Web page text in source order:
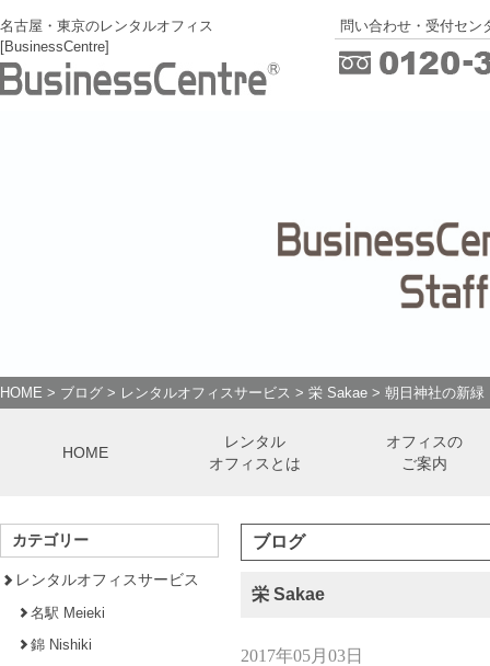
名古屋・東京のレンタルオフィス
[BusinessCentre]
問い合わせ・受付セン
HOME > ブログ > レンタルオフィスサービス > 栄 Sakae > 朝日神社の新緑
HOME
レンタル
オフィスとは
オフィスの
ご案内
ブログ
栄 Sakae
2017年05月03日
カテゴリー
レンタルオフィスサービス
名駅 Meieki
錦 Nishiki